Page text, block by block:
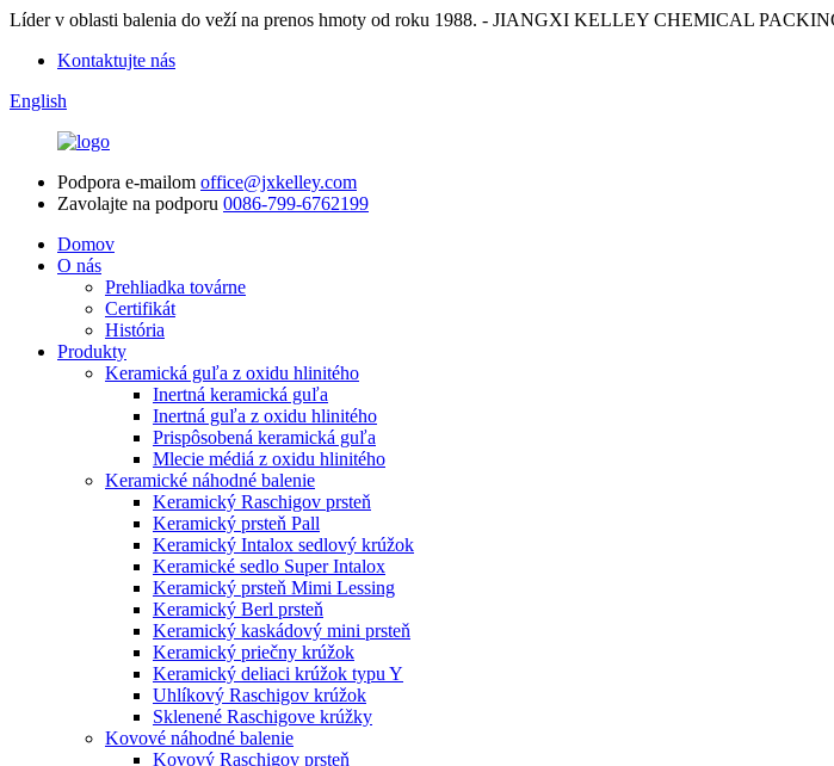
Líder v oblasti balenia do veží na prenos hmoty od roku 1988. - JIANGXI KELLEY CHEMICAL
Kontaktujte nás
English
Podpora e-mailom office@jxkelley.com
Zavolajte na podporu 0086-799-6762199
Domov
O nás
Prehliadka továrne
Certifikát
História
Produkty
Keramická guľa z oxidu hlinitého
Inertná keramická guľa
Inertná guľa z oxidu hlinitého
Prispôsobená keramická guľa
Mlecie médiá z oxidu hlinitého
Keramické náhodné balenie
Keramický Raschigov prsteň
Keramický prsteň Pall
Keramický Intalox sedlový krúžok
Keramické sedlo Super Intalox
Keramický prsteň Mimi Lessing
Keramický Berl prsteň
Keramický kaskádový mini prsteň
Keramický priečny krúžok
Keramický deliaci krúžok typu Y
Uhlíkový Raschigov krúžok
Sklenené Raschigove krúžky
Kovové náhodné balenie
Kovový Raschigov prsteň